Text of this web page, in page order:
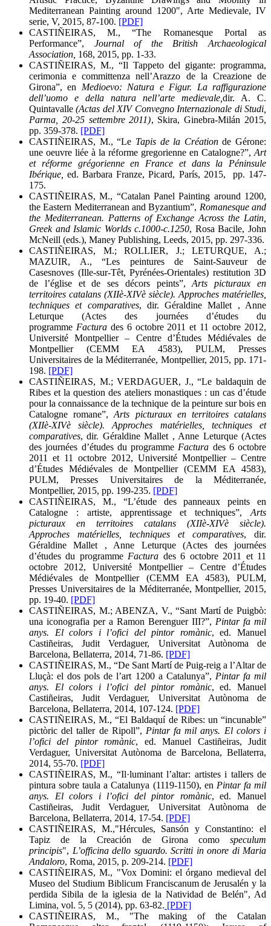
Mediterranean Painting around 1200", Arte Medievale, IV
serie, V, 2015, 87-100. [PDF]
CASTIÑEIRAS, M., “The Romanesque Portal as
Performance”, Journal of the British Archaeological
Association, 168, 2015, pp. 1-33.
CASTIÑEIRAS, M., “Il Tappeto del gigante: programma,
cerimonia e committenza nell’Arazzo de la Creazione de
Girona”, en Medioevo: Natura e Figur. La raffigurazione
dell’uomo e della natura nell’arte medievale, dir. A. C.
Quintavalle (Actas del XIV Convegno Internazionale di Studi,
Parma, 20-25 settembre 2011), Skira, Ginebra-Milán 2015,
pp. 359-378. [PDF]
CASTIÑEIRAS, M., “Le Tapis de la Créationde Gérone:
une oeuvre liée à la réforme gregorienne en Catalogne?”, Art
et réforme grégorienne en France et dans la Péninsule
Ibérique,ed. Barbara Franze, Picard, París, 2015, pp. 147-
175.
CASTIÑEIRAS, M., “Catalan Panel Painting around 1200,
the Eastern Mediterranean and Byzantium”, Romanesque and
the Mediterranean. Patterns of Exchange Across the Latin,
Greek and Islamic Worlds c.1000-c.1250, Rosa Bacile, John
McNeill (eds.), Maney Publishing, Leeds, 2015, pp. 297-336.
CASTIÑEIRAS, M.; ROLLIER, J.; LETURQUE, A.;
MAZUIR, A., “Les peintures de Saint-Sauveur de
Casesnoves (Ille-sur-Têt, Pyrénées-Orientales) restitution 3D
de l’église et de ses décors peints”, Arts picturaux en
territoires catalans (XIIè-XIVè siècle). Approches matérielles,
techniques et comparatives, dir. Géraldine Mallet , Anne
Leturque (Actes des journées d’études du
programme Facturades 6 octobre 2011 et 11 octobre 2012,
Université Montpellier – Centre d’Études Médiévales de
Montpellier (CEMM EA 4583), PULM, Presses
Universitaires de la Méditerranée, Montpellier, 2015, pp. 171-
198. [PDF]
CASTIÑEIRAS, M.; VERDAGUER, J., “Le baldaquin de
Ribes et la question des ateliers monastiques : un cas d’étude
pour la connaissance de la technique de la peinture sur bois en
Catalogne romane”, Arts picturaux en territoires catalans
(XIIè-XIVè siècle). Approches matérielles, techniques et
comparatives, dir. Géraldine Mallet , Anne Leturque (Actes
des journées d’études du programme Factura des 6 octobre
2011 et 11 octobre 2012, Université Montpellier – Centre
d’Études Médiévales de Montpellier (CEMM EA 4583),
PULM, Presses Universitaires de la Méditerranée,
Montpellier, 2015, pp. 199-235. [PDF]
CASTIÑEIRAS, M., “L’étude des panneaux peints en
Catalogne : artiste, apprentissage et techniques”, Arts
picturaux en territoires catalans (XIIè-XIVè siècle).
Approches matérielles, techniques et comparatives, dir.
Géraldine Mallet , Anne Leturque (Actes des journées
d’études du programme Factura des 6 octobre 2011 et 11
octobre 2012, Université Montpellier – Centre d’Études
Médiévales de Montpellier (CEMM EA 4583), PULM,
Presses Universitaires de la Méditerranée, Montpellier, 2015,
pp. 19-40. [PDF]
CASTIÑEIRAS, M.; ABENZA, V., “Sant Martí de Puigbò:
una iconografia per a Ramon Berenguer III?”, Pintar fa mil
anys. El colors i l’ofici del pintor romànic, ed. Manuel
Castiñeiras, Judit Verdaguer, Universitat Autònoma de
Barcelona, Bellaterra, 2014, 71-86. [PDF]
CASTIÑEIRAS, M., “De Sant Martí de Puig-reig a l’Altar de
Lluçà: el dos pols de l’art 1200 a Catalunya”, Pintar fa mil
anys. El colors i l’ofici del pintor romànic, ed. Manuel
Castiñeiras, Judit Verdaguer, Universitat Autònoma de
Barcelona, Bellaterra, 2014, 107-124. [PDF]
CASTIÑEIRAS, M., “El Baldaquí de Ribes: un “incunable”
pictòric del taller de Ripoll”, Pintar fa mil anys. El colors i
l’ofici del pintor romànic, ed. Manuel Castiñeiras, Judit
Verdaguer, Universitat Autònoma de Barcelona, Bellaterra,
2014, 55-70. [PDF]
CASTIÑEIRAS, M., “Il·luminant l’altar: artistes i tallers de
pintura sobre taula a Catalunya (1119-1150), en Pintar fa mil
anys. El colors i l’ofici del pintor romànic, ed. Manuel
Castiñeiras, Judit Verdaguer, Universitat Autònoma de
Barcelona, Bellaterra, 2014, 17-54. [PDF]
CASTIÑEIRAS, M.,"Hércules, Sansón y Constantino: el
Tapiz de la Creación de Girona como speculum
principis", L’officina dello sguardo. Scritti in onore di Maria
Andaloro, Roma, 2015, p. 209-214. [PDF]
CASTIÑEIRAS, M., "Vox Domini: el órgano medieval del
Museo del Studium Biblicum Franciscanum de Jerusalén y la
perdida Sibila de la iglesia de la Natividad de Belén", Ad
Limina, vol. 5, 5 (2014), pp. 63-82. [PDF]
CASTIÑEIRAS, M., "The making of the Catalan